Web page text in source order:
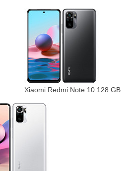
Xiaomi Redmi Note 10 128 GB